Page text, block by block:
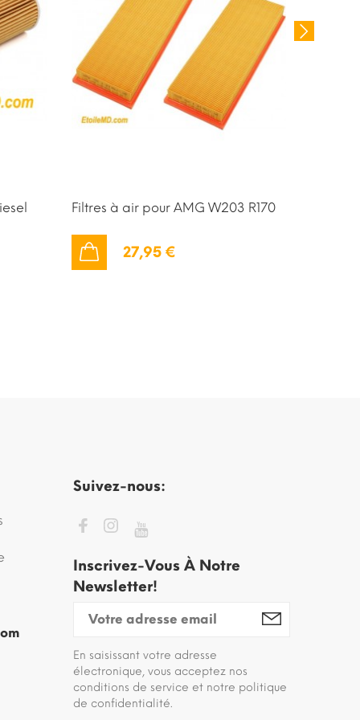
Filtres à air pour AMG W203 R170
27,95 €
Suivez-nous:
Inscrivez-Vous À Notre
Newsletter!
En saisissant votre adresse
électronique, vous acceptez nos
conditions de service et notre politique
de confidentialité.